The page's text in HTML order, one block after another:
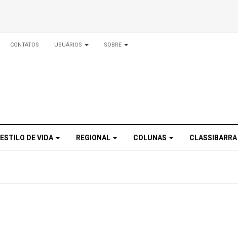
CONTATOS USUÁRIOS SOBRE
ESTILO DE VIDA REGIONAL COLUNAS CLASSIBARRA